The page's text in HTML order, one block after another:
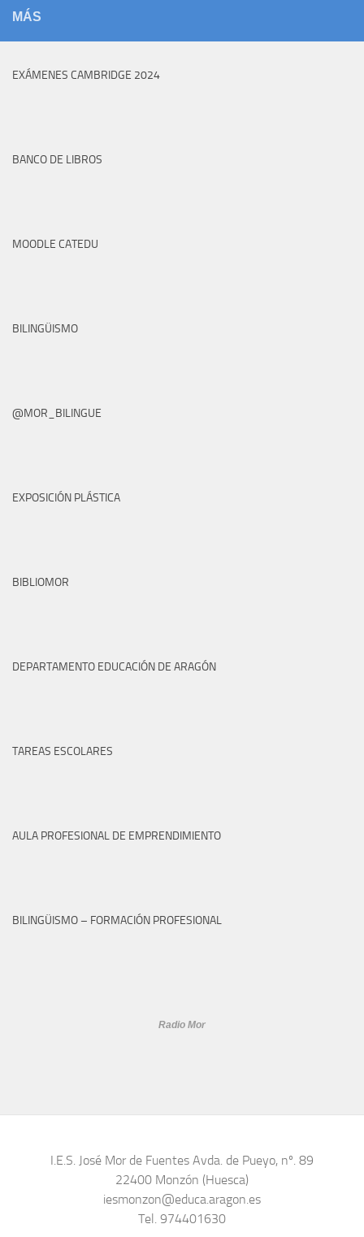
MÁS
EXÁMENES CAMBRIDGE 2024
BANCO DE LIBROS
MOODLE CATEDU
BILINGÜISMO
@MOR_BILINGUE
EXPOSICIÓN PLÁSTICA
BIBLIOMOR
DEPARTAMENTO EDUCACIÓN DE ARAGÓN
TAREAS ESCOLARES
AULA PROFESIONAL DE EMPRENDIMIENTO
BILINGÜISMO – FORMACIÓN PROFESIONAL
Radio Mor
I.E.S. José Mor de Fuentes Avda. de Pueyo, nº. 89
22400 Monzón (Huesca)
iesmonzon@educa.aragon.es
Tel. 974401630